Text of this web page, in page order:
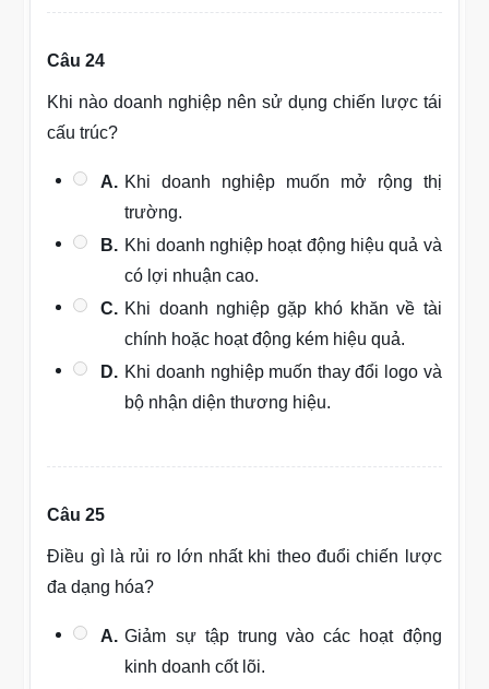
Câu 24
Khi nào doanh nghiệp nên sử dụng chiến lược tái
cấu trúc?
A. Khi doanh nghiệp muốn mở rộng thị
trường.
B. Khi doanh nghiệp hoạt động hiệu quả và
có lợi nhuận cao.
C. Khi doanh nghiệp gặp khó khăn về tài
chính hoặc hoạt động kém hiệu quả.
D. Khi doanh nghiệp muốn thay đổi logo và
bộ nhận diện thương hiệu.
Câu 25
Điều gì là rủi ro lớn nhất khi theo đuổi chiến lược
đa dạng hóa?
A. Giảm sự tập trung vào các hoạt động
kinh doanh cốt lõi.